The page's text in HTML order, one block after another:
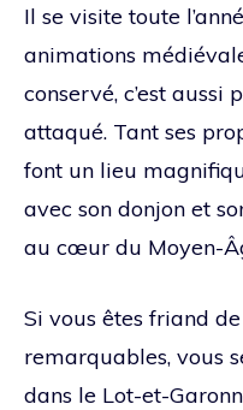
Il se visite toute
animations
conservé, c’est aussi
attaqué. Tant ses
font un lieu
avec son donjon et
au cœur du Moyen-
Si vous êtes friand
remarquables, vous
dans le Lot-et-